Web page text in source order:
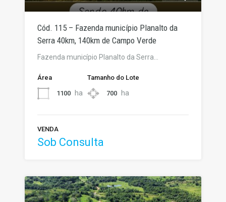
Cód. 115 – Fazenda município Planalto da
Serra 40km, 140km de Campo Verde
Fazenda município Planalto da Serra…
Área
1100 ha
Tamanho do Lote
700 ha
VENDA
Sob Consulta